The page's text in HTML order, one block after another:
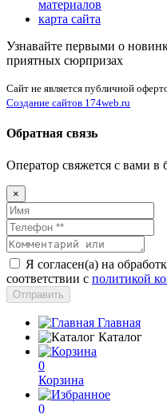
материалов
карта сайта
Узнавайте первыми о
приятных сюрпризах
Сайт не является публичной
Создание сайтов 174web.ru
Обратная связь
Оператор свяжется с вами
×
Я согласен(а) на
соответствии с политикой
Отправить
Главная
Каталог
0
Корзина
0